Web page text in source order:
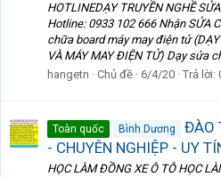
HOTLINEDẠY TRUYỀN NGHỀ
Hotline: 0933 102 666 Nhận SỬA
chữa board máy may điện tử (DẠY
VÀ MÁY MAY ĐIỆN TỬ) Dạy sửa
hangetn
Chủ đề 6/4/20 Trả lời:
Toàn quốc Bình Dương
ĐÀO
- CHUYÊN NGHIỆP - UY
HỌC LÀM ĐỒNG XE Ô TÔ HỌC